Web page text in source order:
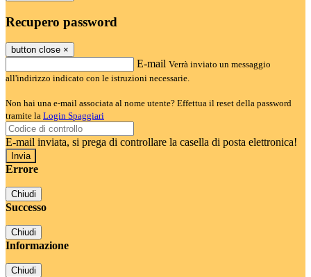
Recupero password
button close ×
E-mail Verrà inviato un messaggio
all'indirizzo indicato con le istruzioni necessarie.
Non hai una e-mail associata al nome utente? Effettua il reset della password
tramite la Login Spaggiari
E-mail inviata, si prega di controllare la casella di posta elettronica!
Errore
Chiudi
Successo
Chiudi
Informazione
Chiudi